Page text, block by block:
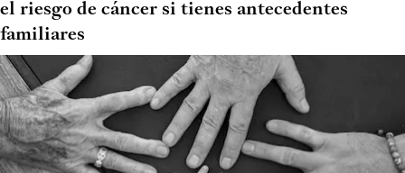
el riesgo de cáncer si tienes antecedentes
familiares